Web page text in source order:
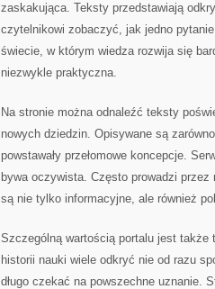
zaskakująca. Teksty przedstawiają
czytelnikowi zobaczyć, jak jedno
świecie, w którym wiedza rozwija się
niezwykle praktyczna.
Na stronie można odnaleźć teksty
nowych dziedzin. Opisywane są
powstawały przełomowe koncepcje.
bywa oczywista. Często prowadzi
są nie tylko informacyjne, ale również
Szczególną wartością portalu jest
historii nauki wiele odkryć nie od razu
długo czekać na powszechne uznanie.